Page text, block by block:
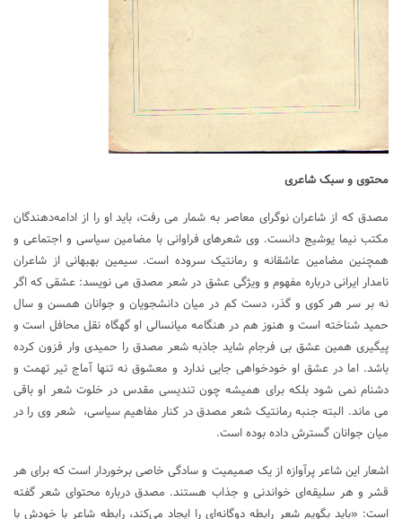
محتوی و سبک شاعری
مصدق که از شاعران نوگرای معاصر به شمار می رفت، باید او را از ادامه‌دهندگان
مکتب نیما یوشیج دانست. وی شعرهای فراوانی با مضامین سیاسی و اجتماعی و
همچنین مضامین عاشقانه و رمانتیک سروده است. سیمین بهبهانی از شاعران
نامدار ایرانی درباره مفهوم و ویژگی عشق در شعر مصدق می نویسد: عشقی که اگر
نه بر سر هر کوی و گذر، دست کم در میان دانشجویان و جوانان همسن و سال
حمید شناخته است و هنوز هم در هنگامه میانسالی او گهگاه نقل محافل است و
پیگیری همین عشق بی فرجام شاید جاذبه شعر مصدق را حمیدی وار فزون کرده
باشد. اما در عشق او خودخواهی جایی ندارد و معشوق نه تنها آماج تیر تهمت و
دشنام نمی شود بلکه برای همیشه چون تندیسی مقدس در خلوت شعر او باقی
می ماند. البته جنبه رمانتیک شعر مصدق در کنار مفاهیم سیاسی، ‌ شعر وی را در
میان جوانان گسترش داده بوده است.
اشعار این شاعر پرآوازه از یک صمیمیت و سادگی خاصی برخوردار است که برای هر
قشر و هر سلیقه‌ای خواندنی و جذاب هستند. مصدق درباره‌ محتوای شعر گفته
است: «باید بگویم شعر رابطه دوگانه‌ای را ایجاد می‌کند، رابطه شاعر با خودش با